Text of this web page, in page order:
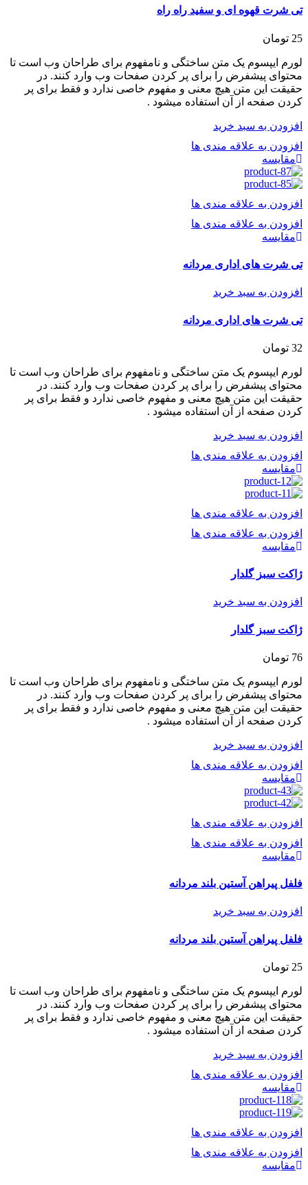
تی شرت قهوه ای و سفید راه راه
25 تومان
لورم ایپسوم یک متن ساختگی و نامفهوم برای طراحان وب است تا
محتوای پیشفرض را برای پر کردن صفحات وب وارد کنند. در
حقیقت این متن هیچ معنی و مفهوم خاصی ندارد و فقط برای پر
کردن صفحه از آن استفاده میشود .
افزودن به سبد خرید
افزودن به علاقه مندی ها
مقایسه
افزودن به علاقه مندی ها
افزودن به علاقه مندی ها
مقایسه
تی شرت های اداری مردانه
افزودن به سبد خرید
تی شرت های اداری مردانه
32 تومان
لورم ایپسوم یک متن ساختگی و نامفهوم برای طراحان وب است تا
محتوای پیشفرض را برای پر کردن صفحات وب وارد کنند. در
حقیقت این متن هیچ معنی و مفهوم خاصی ندارد و فقط برای پر
کردن صفحه از آن استفاده میشود .
افزودن به سبد خرید
افزودن به علاقه مندی ها
مقایسه
افزودن به علاقه مندی ها
افزودن به علاقه مندی ها
مقایسه
ژاکت سبز گلدار
افزودن به سبد خرید
ژاکت سبز گلدار
76 تومان
لورم ایپسوم یک متن ساختگی و نامفهوم برای طراحان وب است تا
محتوای پیشفرض را برای پر کردن صفحات وب وارد کنند. در
حقیقت این متن هیچ معنی و مفهوم خاصی ندارد و فقط برای پر
کردن صفحه از آن استفاده میشود .
افزودن به سبد خرید
افزودن به علاقه مندی ها
مقایسه
افزودن به علاقه مندی ها
افزودن به علاقه مندی ها
مقایسه
فلفل پیراهن آستین بلند مردانه
افزودن به سبد خرید
فلفل پیراهن آستین بلند مردانه
25 تومان
لورم ایپسوم یک متن ساختگی و نامفهوم برای طراحان وب است تا
محتوای پیشفرض را برای پر کردن صفحات وب وارد کنند. در
حقیقت این متن هیچ معنی و مفهوم خاصی ندارد و فقط برای پر
کردن صفحه از آن استفاده میشود .
افزودن به سبد خرید
افزودن به علاقه مندی ها
مقایسه
افزودن به علاقه مندی ها
افزودن به علاقه مندی ها
مقایسه